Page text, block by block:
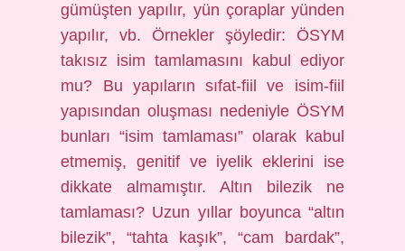
gümüşten yapılır, yün çoraplar yünden
yapılır, vb. Örnekler şöyledir: ÖSYM
takısız isim tamlamasını kabul ediyor
mu? Bu yapıların sıfat-fiil ve isim-fiil
yapısından oluşması nedeniyle ÖSYM
bunları “isim tamlaması” olarak kabul
etmemiş, genitif ve iyelik eklerini ise
dikkate almamıştır. Altın bilezik ne
tamlaması? Uzun yıllar boyunca “altın
bilezik”, “tahta kaşık”, “cam bardak”,